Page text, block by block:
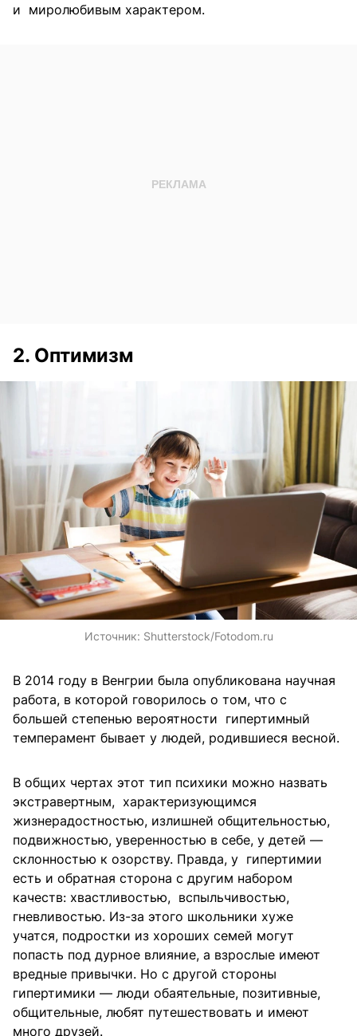
и миролюбивым характером.
2. Оптимизм
Источник: Shutterstock/Fotodom.ru
В 2014 году в Венгрии была опубликована научная
работа, в которой говорилось о том, что с
большей степенью вероятности гипертимный
темперамент бывает у людей, родившиеся весной.
В общих чертах этот тип психики можно назвать
экстравертным, характеризующимся
жизнерадостностью, излишней общительностью,
подвижностью, уверенностью в себе, у детей —
склонностью к озорству. Правда, у гипертимии
есть и обратная сторона с другим набором
качеств: хвастливостью, вспыльчивостью,
гневливостью. Из-за этого школьники хуже
учатся, подростки из хороших семей могут
попасть под дурное влияние, а взрослые имеют
вредные привычки. Но с другой стороны
гипертимики — люди обаятельные, позитивные,
общительные, любят путешествовать и имеют
много друзей.